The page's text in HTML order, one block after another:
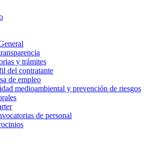
y trámites
del contratante
de empleo
medioambiental y prevención de riesgos
de personal